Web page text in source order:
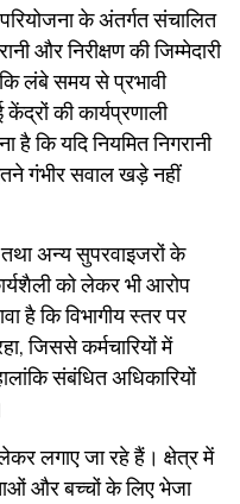
के अंतर्गत संचालित
और निरीक्षण की जिम्मेदारी
लंबे समय से प्रभावी
की कार्यप्रणाली
है कि यदि नियमित निगरानी
गंभीर सवाल खड़े नहीं
तथा अन्य सुपरवाइजरों के
को लेकर भी आरोप
है कि विभागीय स्तर पर
जिससे कर्मचारियों में
संबंधित अधिकारियों
लगाए जा रहे हैं। क्षेत्र में
और बच्चों के लिए भेजा